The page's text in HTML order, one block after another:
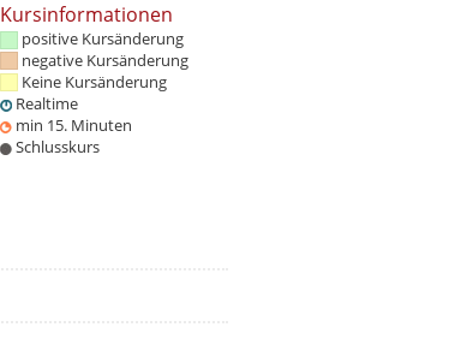
Kursinformationen
positive Kursänderung
negative Kursänderung
Keine Kursänderung
Realtime
min 15. Minuten
Schlusskurs